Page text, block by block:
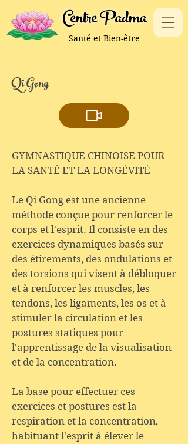
Centre Padma
Santé et Bien-être
Qi Gong
GYMNASTIQUE CHINOISE POUR
LA SANTÉ ET LA LONGÉVITÉ
Le Qi Gong est une ancienne
méthode conçue pour renforcer le
corps et l'esprit. Il consiste en des
exercices dynamiques basés sur
des étirements, des ondulations et
des torsions qui visent à débloquer
et à renforcer les muscles, les
tendons, les ligaments, les os et à
stimuler la circulation et les
postures statiques pour
l'apprentissage de la visualisation
et de la concentration.
La base pour effectuer ces
exercices et postures est la
respiration et la concentration,
habituant l'esprit à élever le